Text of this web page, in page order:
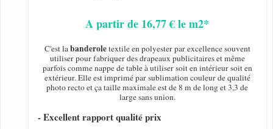
A partir de 16,77 € le m2*
C'est labanderoletextile en polyester par excellence souvent
utiliser pour fabriquer des drapeaux publicitaires et même
parfois comme nappe de table à utiliser soit en intérieur soit en
extérieur. Elle est imprimé par sublimation couleur de qualité
photo recto et ça taille maximale est de 8 m de long et 3,3 de
large sans union.
- Excellent rapport qualité prix